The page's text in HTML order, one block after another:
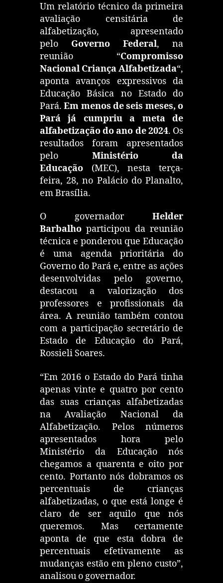
Um relatório técnico da primeira
avaliação censitária de
alfabetização, apresentado
pelo Governo Federal, na
reunião “Compromisso
Nacional Criança Alfabetizada“,
aponta avanços expressivos da
Educação Básica no Estado do
Pará.Em menos de seis meses, o
Pará já cumpriu a meta de
alfabetização do ano de 2024. Os
resultados foram apresentados
pelo Ministério da
Educação (MEC), nesta terça-
feira, 28, no Palácio do Planalto,
em Brasília.
O governador Helder
Barbalho participou da reunião
técnica e ponderou que Educação
é uma agenda prioritária do
Governo do Pará e, entre as ações
desenvolvidas pelo governo,
destacou a valorização dos
professores e profissionais da
área. A reunião também contou
com a participação secretário de
Estado de Educação do Pará,
Rossieli Soares.
“Em 2016 o Estado do Pará tinha
apenas vinte e quatro por cento
das suas crianças alfabetizadas
na Avaliação Nacional da
Alfabetização. Pelos números
apresentados hora pelo
Ministério da Educação nós
chegamos a quarenta e oito por
cento. Portanto nós dobramos os
percentuais de crianças
alfabetizadas, o que está longe é
claro de ser aquilo que nós
queremos. Mas certamente
aponta de que esta dobra de
percentuais efetivamente as
mudanças estão em pleno custo”,
analisou o governador.